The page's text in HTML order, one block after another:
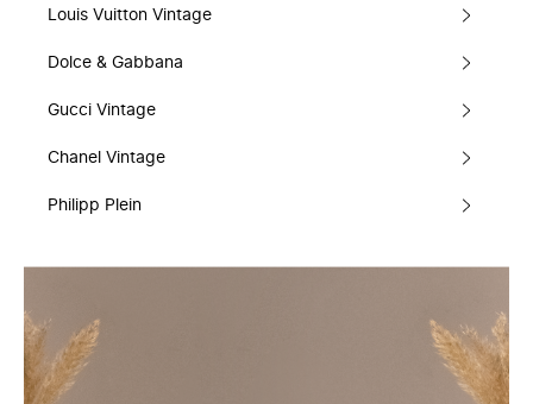
Louis Vuitton Vintage
Dolce & Gabbana
Gucci Vintage
Chanel Vintage
Philipp Plein